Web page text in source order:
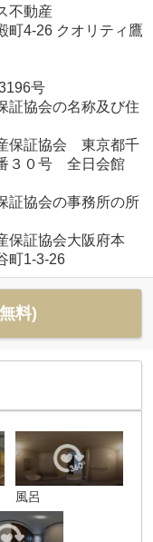
不動産
町4-26 クオリティ鷹
号
協会の名称及び住
保証協会 東京都千
３０号 全日会館
証協会の事務所の所
保証協会大阪府本
町1-3-26
料)
風呂